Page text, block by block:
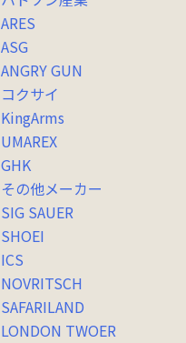
ARES
ASG
ANGRY GUN
コクサイ
KingArms
UMAREX
GHK
その他メーカー
SIG SAUER
SHOEI
ICS
NOVRITSCH
SAFARILAND
LONDON TWOER